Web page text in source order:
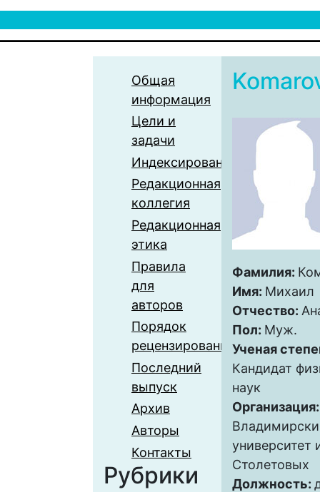
Общая
информация
Цели и
задачи
Индексирование
Редакционная
коллегия
Редакционная
этика
Правила
для
авторов
Порядок
рецензирования
Последний
выпуск
Архив
Авторы
Контакты
Рубрики
Фамилия:
Имя: Михаил
Отчество:
Пол: Муж.
Ученая
Кандидат
наук
университет
Столетовых
Должность: